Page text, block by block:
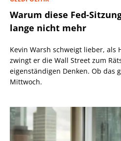
Warum diese Fed-
lange nicht mehr
Kevin Warsh schweigt lieber, als
zwingt er die Wall Street zum Rätselraten und zum
eigenständigen Denken. Ob das
Mittwoch.